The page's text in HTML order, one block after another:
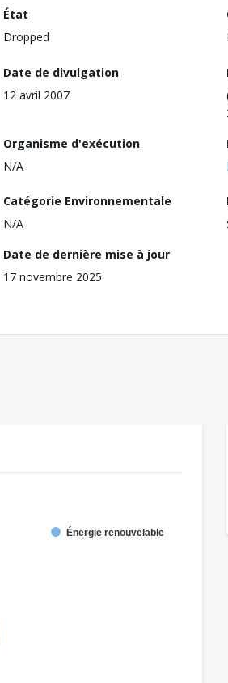
État
Dropped
Date de divulgation
12 avril 2007
Organisme d'exécution
N/A
Catégorie Environnementale
N/A
Date de dernière mise à jour
17 novembre 2025
Énergie renouvelable